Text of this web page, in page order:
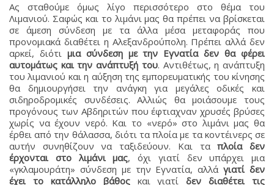
Ας σταθούμε όμως λίγο περισσότερο στο θέμα του
Λιμανιού. Σαφώς και το λιμάνι μας θα πρέπει να βρίσκεται
σε άμεση σύνδεση με τα άλλα μέσα μεταφοράς που
προνομιακά διαθέτει η Αλεξανδρούπολη. Πρέπει αλλά δεν
αρκεί, διότι μια σύνδεση με την Εγνατία δεν θα φέρει
αυτομάτως και την ανάπτυξή του. Αντιθέτως, η ανάπτυξη
του λιμανιού και η αύξηση της εμπορευματικής του κίνησης
θα δημιουργήσει την ανάγκη για μεγάλες οδικές και
σιδηροδρομικές συνδέσεις. Αλλιώς θα μοιάσουμε τους
προγόνους των Αβδηριτών που έφτιαχναν χρυσές βρύσες
χωρίς να έχουν νερό. Και το «νερό» στο λιμάνι μας θα
έρθει από την θάλασσα, διότι τα πλοία με τα κοντέινερς σε
αυτήν συνηθίζουν να ταξιδεύουν. Και ταπλοία δεν
έρχονται στο λιμάνι μας, όχι γιατί δεν υπάρχει μια
«γκλαμουράτη» σύνδεση με την Εγνατία, αλλάγιατί δεν
έχει το κατάλληλο βάθοςκαι γιατίδεν διαθέτει τις